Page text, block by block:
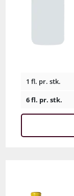
1 fl. pr. stk.
6 fl. pr. stk.